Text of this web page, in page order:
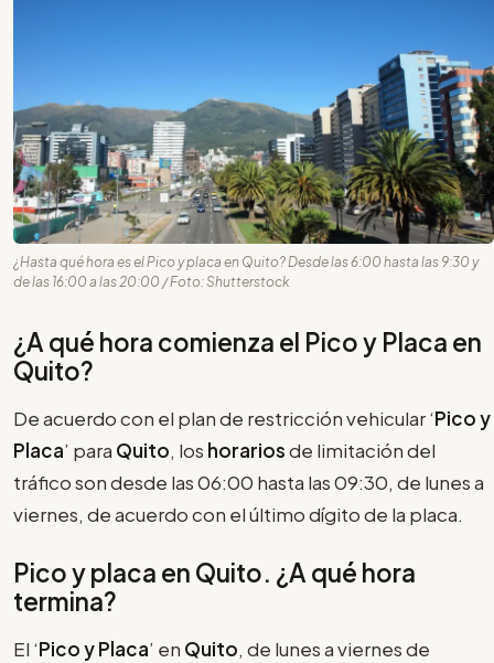
¿Hasta qué hora es el Pico y placa en Quito? Desde las 6:00 hasta las 9:30 y
de las 16:00 a las 20:00 / Foto: Shutterstock
¿A qué hora comienza el Pico y Placa en
Quito?
De acuerdo con el plan de restricción vehicular ‘Pico y
Placa’ para Quito, los horariosde limitación del
tráfico son desde las 06:00 hasta las 09:30, de lunes a
viernes, de acuerdo con el último dígito de la placa.
Pico y placa en Quito. ¿A qué hora
termina?
El ‘Pico y Placa’ en Quito, de lunes a viernes de